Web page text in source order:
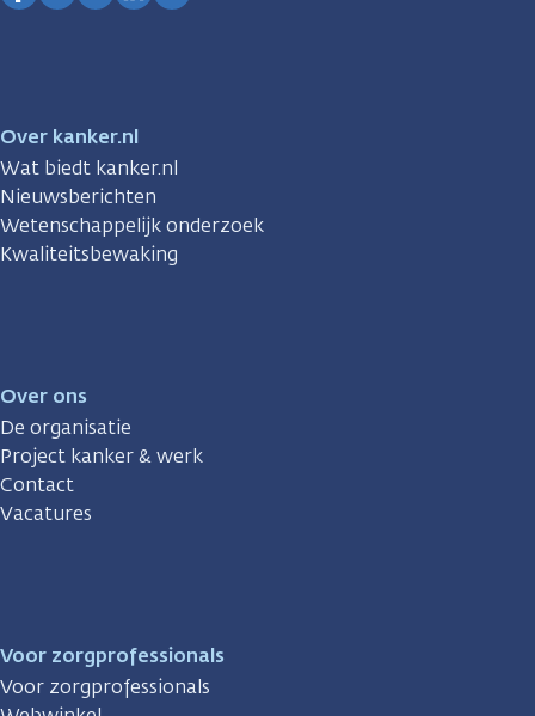
Over kanker.nl
Wat biedt kanker.nl
Nieuwsberichten
Wetenschappelijk onderzoek
Kwaliteitsbewaking
Over ons
De organisatie
Project kanker & werk
Contact
Vacatures
Voor zorgprofessionals
Voor zorgprofessionals